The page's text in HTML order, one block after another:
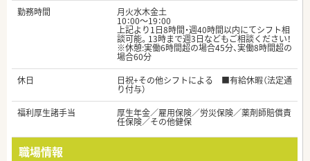
勤務時間
月火水木金土
10：00～19：00
上記より1日8時間・週40時間以内にてシフト相
談可能。13時まで週3日などもご相談ください！
※休憩:実働6時間超の場合45分、実働8時間超の
場合60分
休日
日祝+その他シフトによる ■有給休暇（法定通
り付与）
福利厚生諸手当
厚生年金／雇用保険／労災保険／薬剤師賠償責
任保険／その他健保
職場情報